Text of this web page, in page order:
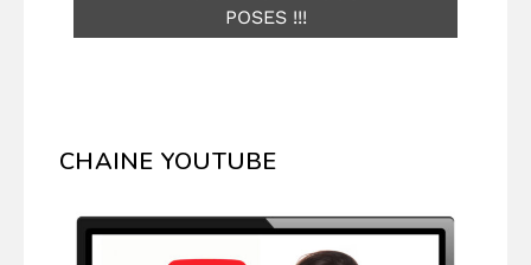
CHAINE YOUTUBE